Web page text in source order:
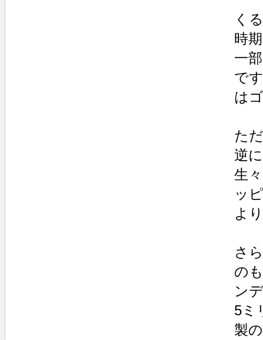
く
時
一
で
は
た
逆
生
ッ
よ
さ
の
ン
5ミ
製